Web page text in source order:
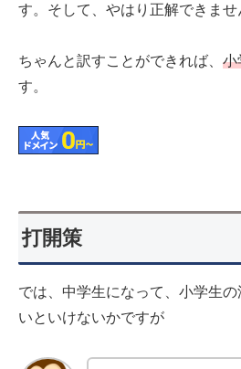
す。そして、やはり正解できませ
ちゃんと訳すことができれば、 小
す。
打開策
では、中学生になって、小学生
いといけないかですが